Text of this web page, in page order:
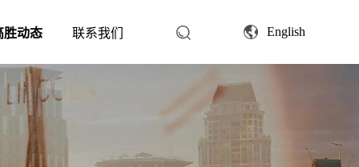
胜动态 联系我们 English